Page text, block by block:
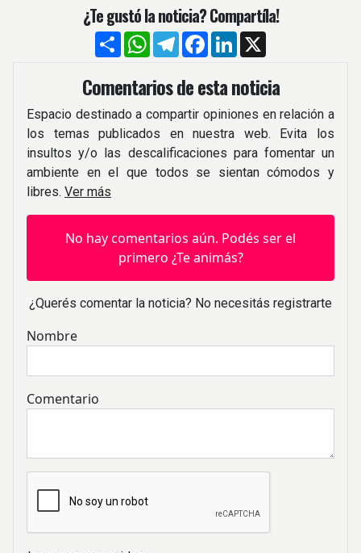
¿Te gustó la noticia? Compartíla!
CompartirWhatsApp
TelegramFacebook
LinkedIn
Comentarios de esta noticia
Espacio destinado a compartir opiniones en relación a
los temas publicados en nuestra web. Evita los
insultos y/o las descalificaciones para fomentar un
ambiente en el que todos se sientan cómodos y
libres. Ver más
No hay comentarios aún. Podés ser el
primero ¿Te animás?
¿Querés comentar la noticia? No necesitás registrarte
Nombre
Comentario